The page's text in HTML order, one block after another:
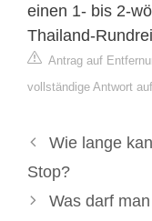
einen 1- bis 2-
Thailand-
Antrag auf
vollständige Antwort
Wie lange
Stop?
Was darf